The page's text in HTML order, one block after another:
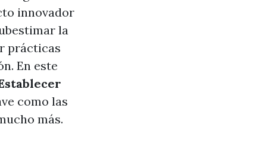
innovador
la
prácticas
En este
como las
más.